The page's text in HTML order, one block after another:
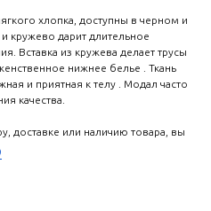
хлопка, доступны в черном и
кружево дарит длительное
Вставка из кружева делает трусы
нижнее белье . Ткань
и приятная к телу . Модал часто
качества.
доставке или наличию товара, вы